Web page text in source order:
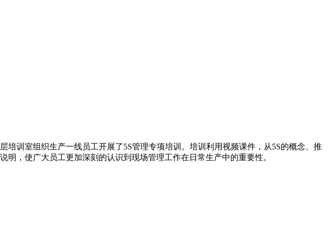
训室组织生产一线员工开展了5S管理专项培训。培训利用视频课件，从5S的概念、推
，使广大员工更加深刻的认识到现场管理工作在日常生产中的重要性。